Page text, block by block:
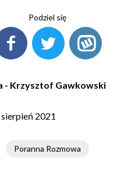
Podziel się
- Krzysztof Gawkowski
2021
Poranna Rozmowa